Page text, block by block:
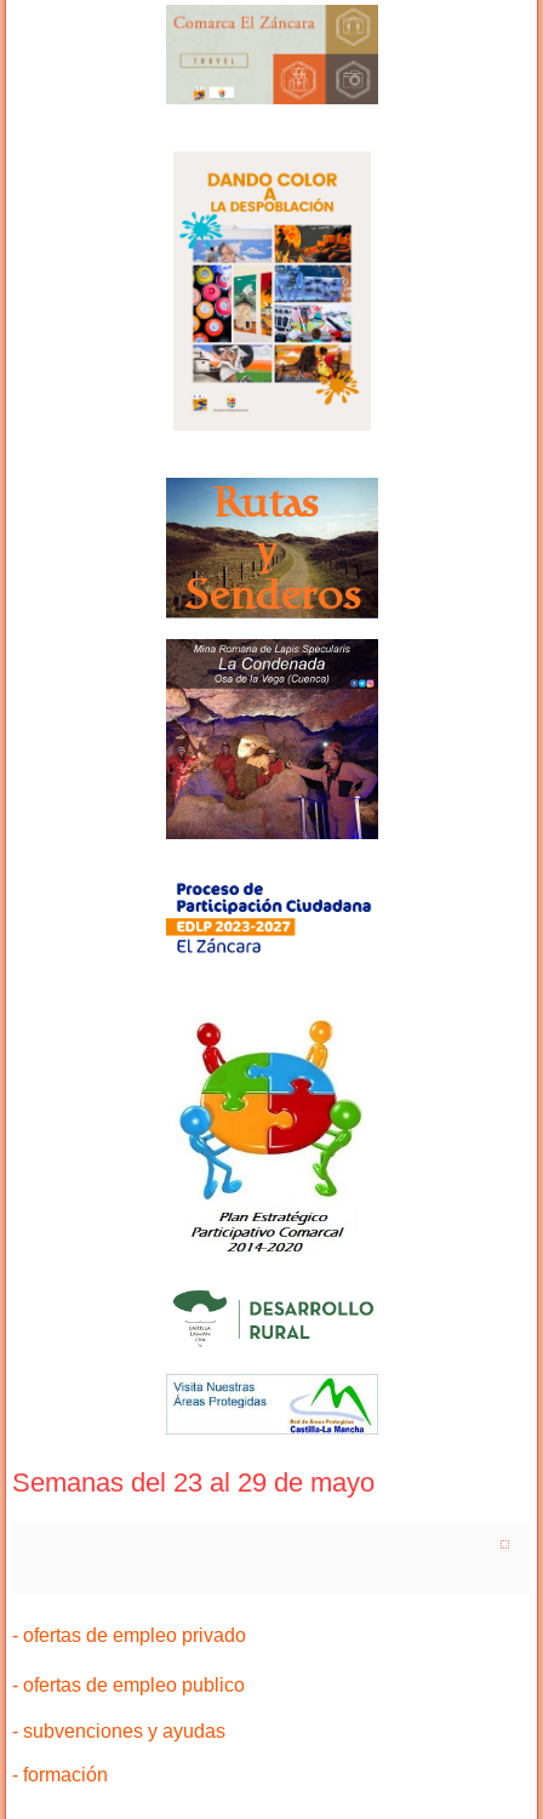
Semanas del 23 al 29 de mayo
- ofertas de empleo privado
- ofertas de empleo publico
- subvenciones y ayudas
- formación